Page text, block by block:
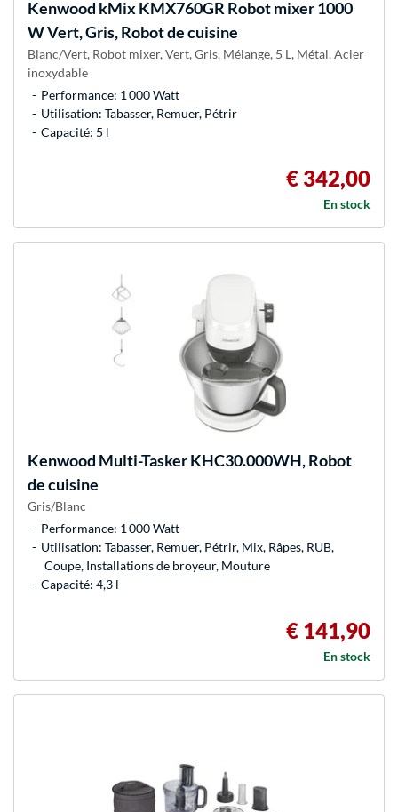
Kenwood kMix KMX760GR Robot mixer 1000
W Vert, Gris, Robot de cuisine
Blanc/Vert, Robot mixer, Vert, Gris, Mélange, 5 L, Métal, Acier
inoxydable
Performance: 1 000 Watt
Utilisation: Tabasser, Remuer, Pétrir
Capacité: 5 l
€ 342,00
En stock
Kenwood Multi-Tasker KHC30.000WH, Robot
de cuisine
Gris/Blanc
Performance: 1 000 Watt
Utilisation: Tabasser, Remuer, Pétrir, Mix, Râpes, RUB,
Coupe, Installations de broyeur, Mouture
Capacité: 4,3 l
€ 141,90
En stock